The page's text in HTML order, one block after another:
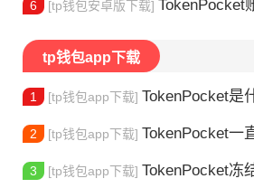
6 [tp钱包安卓版下载] TokenPocket账号突
tp钱包app下载
1 [tp钱包app下载] TokenPocket是什么？
2 [tp钱包app下载] TokenPocket一直提示网络错
3 [tp钱包app下载] TokenPocket冻结能量怎